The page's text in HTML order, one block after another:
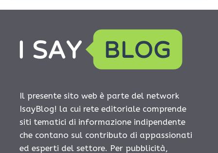
Il presente sito web è parte del network
IsayBlog! la cui rete editoriale comprende
siti tematici di informazione indipendente
che contano sul contributo di appassionati
ed esperti del settore. Per pubblicità,